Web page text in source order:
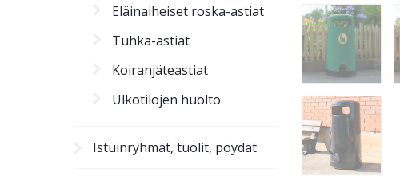
Eläinaiheiset roska-astiat
Tuhka-astiat
Koiranjäteastiat
Ulkotilojen huolto
Istuinryhmät, tuolit, pöydät